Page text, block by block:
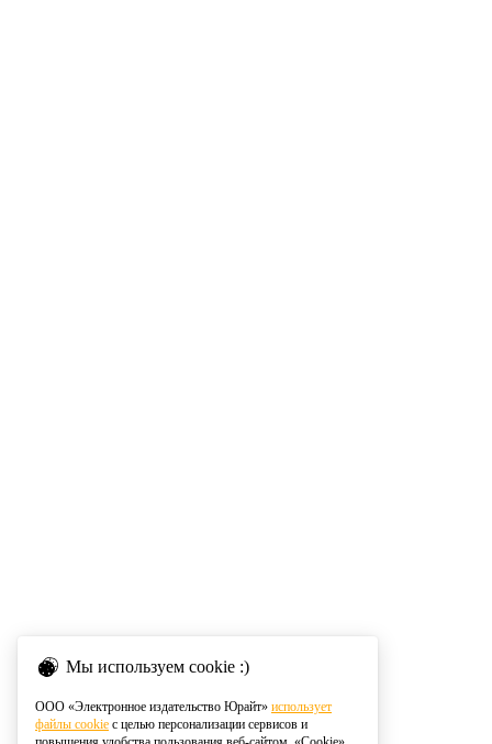
Мы используем cookie :)
ООО «Электронное издательство Юрайт» использует
файлы cookie с целью персонализации сервисов и